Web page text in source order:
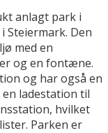
anlagt park i
Steiermark. Den
med en
og en fontæne.
og har også en
ladestation til
hvilket
Parken er